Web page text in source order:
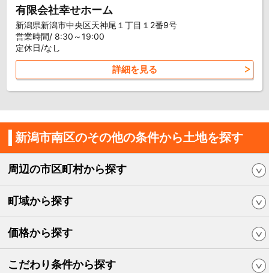
有限会社幸せホーム
新潟県新潟市中央区天神尾１丁目１2番9号
営業時間/ 8:30～19:00
定休日/なし
詳細を見る
新潟市南区のその他の条件から土地を探す
周辺の市区町村から探す
町域から探す
価格から探す
こだわり条件から探す